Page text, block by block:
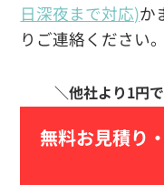
日深夜まで対応)か
りご連絡ください。
無料お見積り・